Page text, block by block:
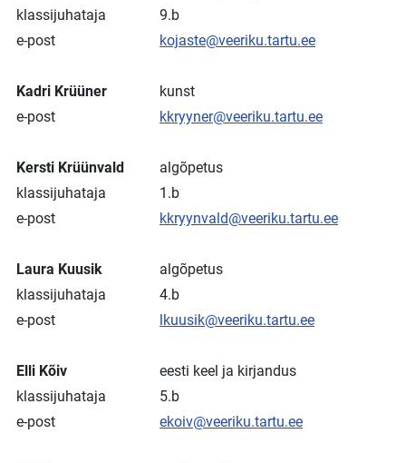
klassijuhataja
9.b
e-post
kojaste@veeriku.tartu.ee
Kadri Krüüner
kunst
e-post
kkryyner@veeriku.tartu.ee
Kersti Krüünvald
algõpetus
klassijuhataja
1.b
e-post
kkryynvald@veeriku.tartu.ee
Laura Kuusik
algõpetus
klassijuhataja
4.b
e-post
lkuusik@veeriku.tartu.ee
Elli Kõiv
eesti keel ja kirjandus
klassijuhataja
5.b
e-post
ekoiv@veeriku.tartu.ee